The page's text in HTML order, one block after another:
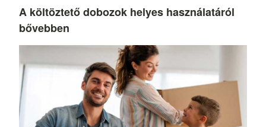
A költöztető dobozok helyes használatáról
bővebben